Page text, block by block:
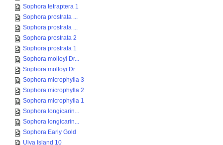
Sophora tetraptera 1
Sophora prostrata ...
Sophora prostrata ...
Sophora prostrata 2
Sophora prostrata 1
Sophora molloyi Dr...
Sophora molloyi Dr...
Sophora microphylla 3
Sophora microphylla 2
Sophora microphylla 1
Sophora longicarin...
Sophora longicarin...
Sophora Early Gold
Ulva Island 10